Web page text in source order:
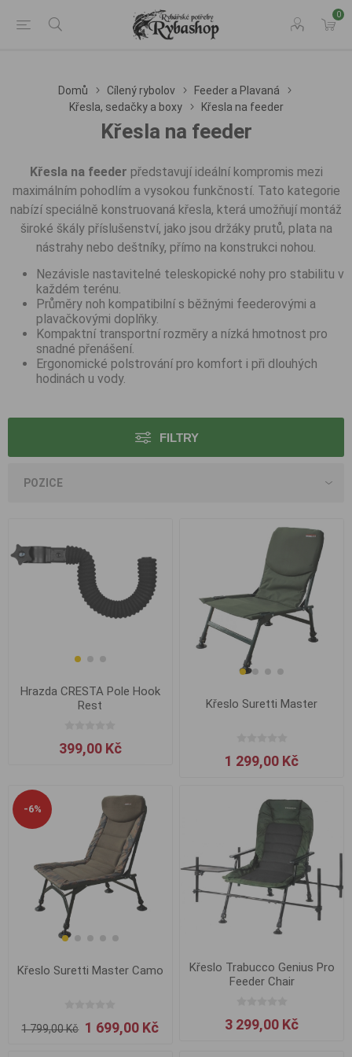
0
Domů Cílený rybolov
Feeder a Plavaná
Křesla, sedačky a boxy
Křesla na feeder
Křesla na feeder
Křesla na feeder představují ideální kompromis mezi
maximálním pohodlím a vysokou funkčností. Tato kategorie
nabízí speciálně konstruovaná křesla, která umožňují montáž
široké škály příslušenství, jako jsou držáky prutů, plata na
nástrahy nebo deštníky, přímo na konstrukci nohou.
Nezávisle nastavitelné teleskopické nohy pro stabilitu v
každém terénu.
Průměry noh kompatibilní s běžnými feederovými a
plavačkovými doplňky.
Kompaktní transportní rozměry a nízká hmotnost pro
snadné přenášení.
Ergonomické polstrování pro komfort i při dlouhých
hodinách u vody.
FILTRY
Hrazda CRESTA Pole Hook
Rest
399,00 Kč
Křeslo Suretti Master
1 299,00 Kč
-6%
Křeslo Suretti Master Camo
1 799,00 Kč 1 699,00 Kč
Křeslo Trabucco Genius Pro
Feeder Chair
3 299,00 Kč